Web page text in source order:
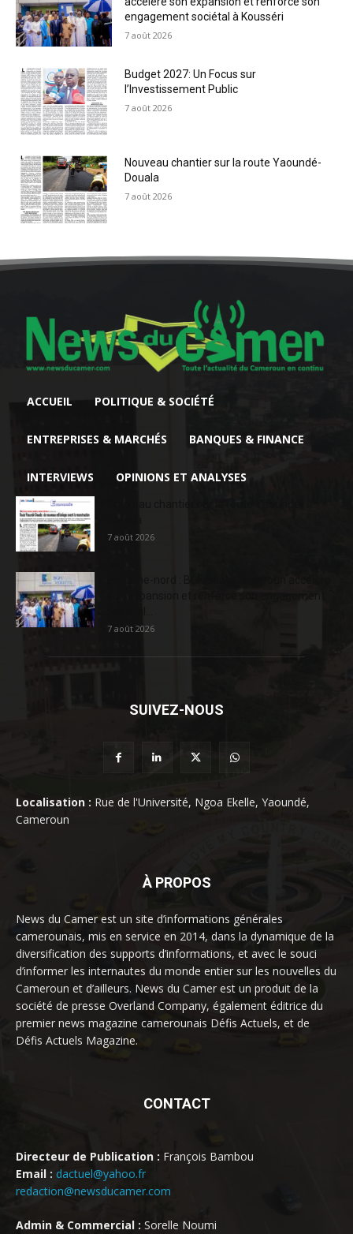
engagement sociétal à Kousséri
7 août 2026
Budget 2027: Un Focus sur
l’Investissement Public
7 août 2026
Nouveau chantier sur la route Yaoundé-
Douala
7 août 2026
ACCUEIL POLITIQUE & SOCIÉTÉ
ENTREPRISES & MARCHÉS BANQUES & FINANCE
INTERVIEWS OPINIONS ET ANALYSES
7 août 2026
7 août 2026
SUIVEZ-NOUS
Localisation : Rue de l'Université, Ngoa Ekelle, Yaoundé,
Cameroun
À PROPOS
News du Camer est un site d’informations générales
camerounais, mis en service en 2014, dans la dynamique de la
diversification des supports d’informations, et avec le souci
d’informer les internautes du monde entier sur les nouvelles du
Cameroun et d’ailleurs. News du Camer est un produit de la
société de presse Overland Company, également éditrice du
premier news magazine camerounais Défis Actuels, et de
Défis Actuels Magazine.
CONTACT
Directeur de Publication : François Bambou
Email : dactuel@yahoo.fr
redaction@newsducamer.com
Admin & Commercial : Sorelle Noumi